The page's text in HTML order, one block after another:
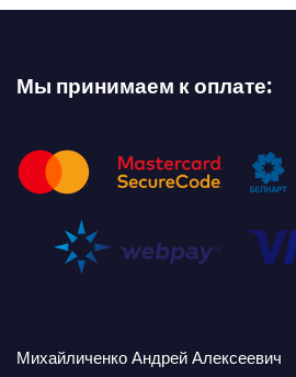
Мы принимаем к оплате:
Михайличенко Андрей Алексеевич